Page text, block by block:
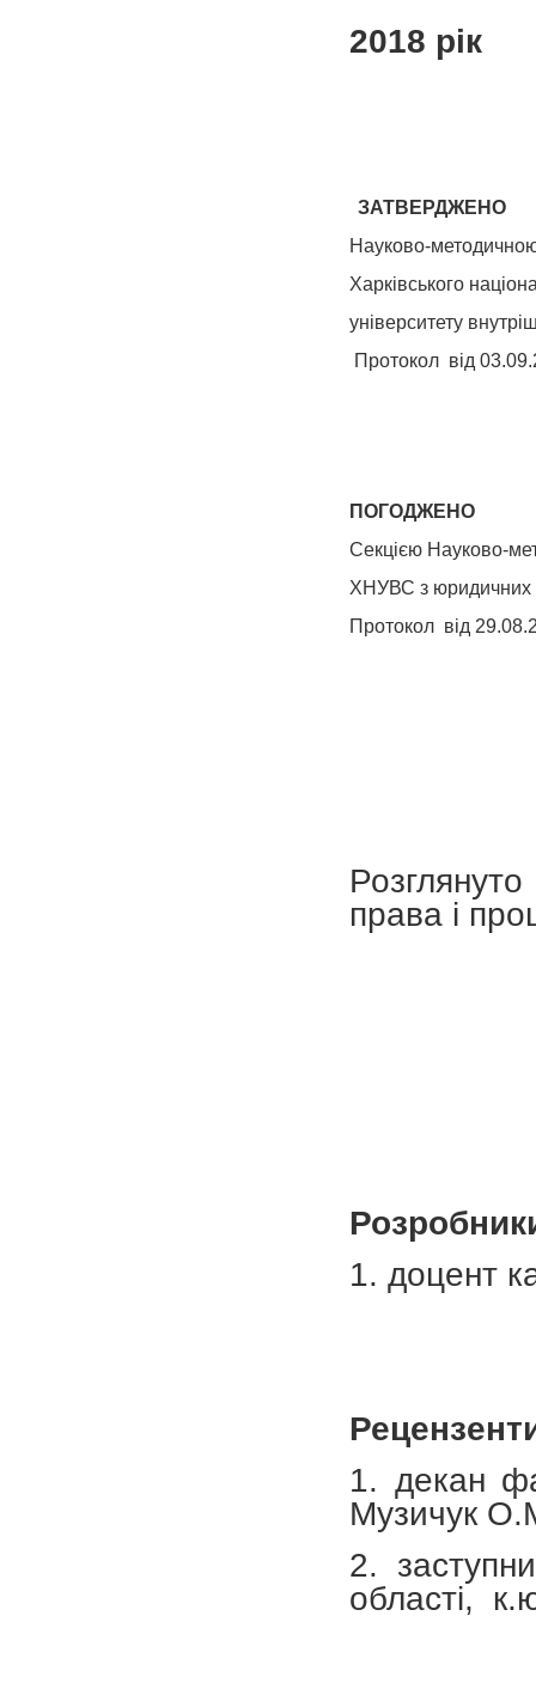
2018 рік
ЗАТВЕРДЖЕНО
Науково-
Харківського
університету
Протокол від
ПОГОДЖЕНО
Секцією Науково-
ХНУВС з юридичних
Протокол від
права і
1. доцент
1. декан
Музичук
2.
області,